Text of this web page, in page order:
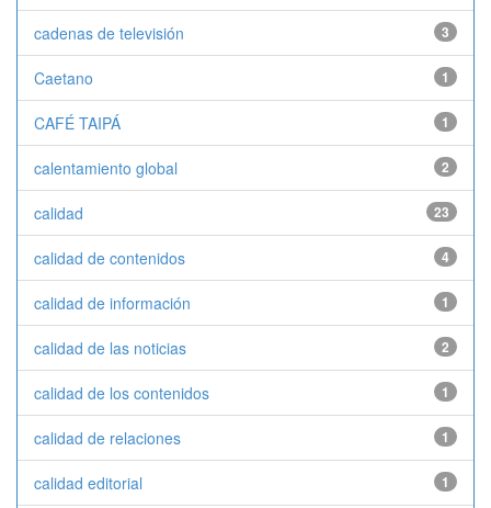
cadenas de televisión 3
Caetano 1
CAFÉ TAIPÁ 1
calentamiento global 2
calidad 23
calidad de contenidos 4
calidad de información 1
calidad de las noticias 2
calidad de los contenidos 1
calidad de relaciones 1
calidad editorial 1